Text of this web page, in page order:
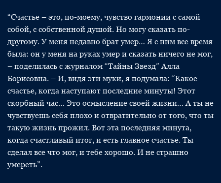
“Счастье – это, по-моему, чувство гармонии с самой
собой, с собственной душой. Но могу сказать по-
другому. У меня недавно брат умер… Я с ним все время
была: он у меня на руках умер и сказать ничего не мог,
– поделилась с журналом “Тайны Звезд” Алла
Борисовна. – И, видя эти муки, я подумала: “Какое
счастье, когда наступают последние минуты! Этот
скорбный час… Это осмысление своей жизни… А ты не
чувствуешь себя плохо и отвратительно от того, что ты
такую жизнь прожил. Вот эта последняя минута,
когда счастливый итог, и есть главное счастье. Ты
сделал все что мог, и тебе хорошо. И не страшно
умереть”.